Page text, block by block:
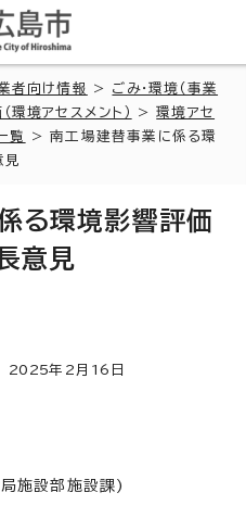
者向け情報 > ごみ・環境（事業
環境アセスメント） >環境アセ
覧
> 南工場建替事業に係る環
る環境影響評価
意見
2025年2月 16 日
施設部施設課)